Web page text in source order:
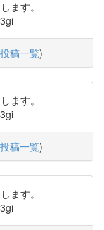
ます。
投稿一覧)
ます。
投稿一覧)
ます。